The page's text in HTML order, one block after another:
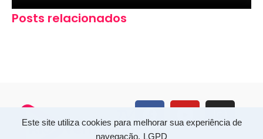
Este site utiliza cookies para melhorar sua experiência de
navegação. LGPD
Posts relacionados